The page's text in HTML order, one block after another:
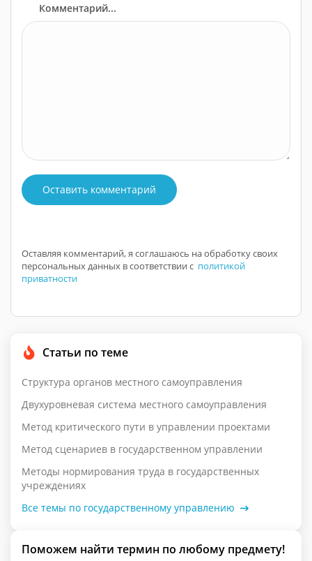
Комментарий...
Оставить комментарий
Оставляя комментарий, я соглашаюсь на обработку своих
персональных данных в соответствии с политикой
приватности
Статьи по теме
Структура органов местного самоуправления
Двухуровневая система местного самоуправления
Метод критического пути в управлении проектами
Метод сценариев в государственном управлении
Методы нормирования труда в государственных
учреждениях
Все темы по государственному управлению
Поможем найти термин по любому предмету!